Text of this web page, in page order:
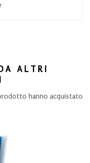
ALTRI
hanno acquistato